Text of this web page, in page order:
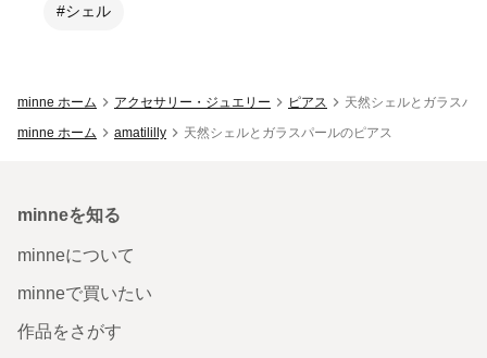
#シェル
minne ホーム アクセサリー・ジュエリー ピアス
天然シェルとガラスパ
minne ホーム
amatililly 天然シェルとガラスパールのピアス
minneを知る
minneについて
minneで買いたい
作品をさがす